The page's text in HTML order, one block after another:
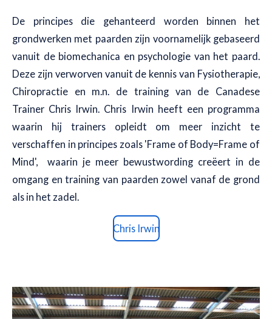
De principes die gehanteerd worden binnen het
grondwerken met paarden zijn voornamelijk gebaseerd
vanuit de biomechanica en psychologie van het paard.
Deze zijn verworven vanuit de kennis van Fysiotherapie,
Chiropractie en m.n. de training van de Canadese
Trainer Chris Irwin. Chris Irwin heeft een programma
waarin hij trainers opleidt om meer inzicht te
verschaffen in principes zoals 'Frame of Body=Frame of
Mind', waarin je meer bewustwording creëert in de
omgang en training van paarden zowel vanaf de grond
als in het zadel.
Chris Irwin